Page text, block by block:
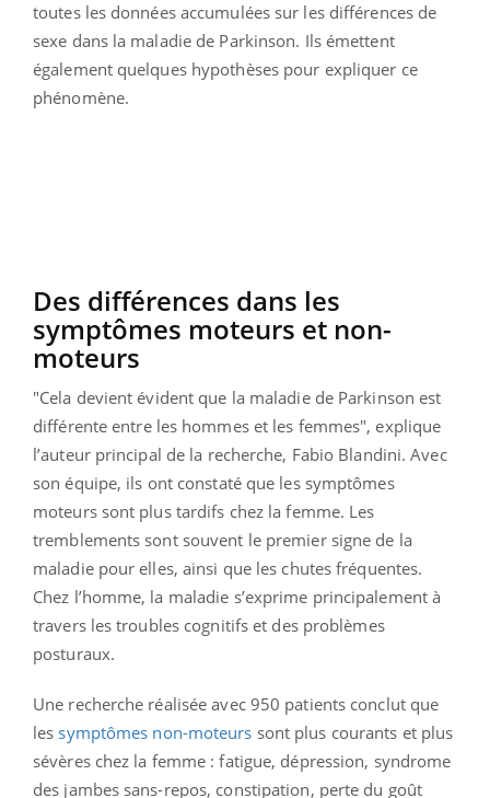
toutes les données accumulées sur les différences de
sexe dans la maladie de Parkinson. Ils émettent
également quelques hypothèses pour expliquer ce
phénomène.
Des différences dans les
symptômes moteurs et non-
moteurs
"Cela devient évident que la maladie de Parkinson est
différente entre les hommes et les femmes", explique
l’auteur principal de la recherche, Fabio Blandini. Avec
son équipe, ils ont constaté que les symptômes
moteurs sont plus tardifs chez la femme. Les
tremblements sont souvent le premier signe de la
maladie pour elles, ainsi que les chutes fréquentes.
Chez l’homme, la maladie s’exprime principalement à
travers les troubles cognitifs et des problèmes
posturaux.
Une recherche réalisée avec 950 patients conclut que
lessymptômes non-moteurs sont plus courants et plus
sévères chez la femme : fatigue, dépression, syndrome
des jambes sans-repos, constipation, perte du goût